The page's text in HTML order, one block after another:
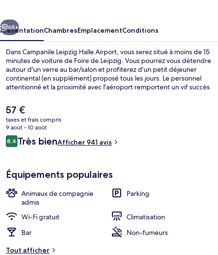
Suivant
65+
PrésentationChambresEmplacementConditions
Dans Campanile Leipzig Halle Airport, vous serez situé à moins de 15
minutes de voiture de Foire de Leipzig. Vous pourrez vous détendre
autour d'un verre au bar/salon et profiterez d'un petit déjeuner
continental (en supplément) proposé tous les jours. Le personnel
attentionné et la proximité avec l'aéroport remportent un vif succès
Le
prix
actuel
est
de
57 €
taxes et frais compris
9 août - 10 août
Avis
voyageurs
8,48,4 sur 10
Très bienAfficher 941 avis
Équipements populaires
Animaux de compagnie
admis
Parking
Wi-Fi gratuit
Climatisation
Bar
Non-fumeurs
Tout afficher